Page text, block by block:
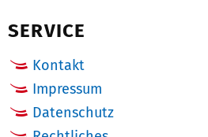
SERVICE
Kontakt
Impressum
Datenschutz